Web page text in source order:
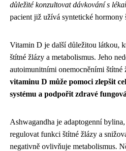
důležité konzultovat dávkování s
pacient již užívá syntetické hormony
Vitamin D je další důležitou látkou,
štítné žlázy a metabolismus. Jeho
autoimunitními onemocněními štítné
vitaminu D může pomoci zlepšit
systému a podpořit zdravé
Ashwagandha je adaptogenní
regulovat funkci štítné žlázy a
negativně ovlivňuje metabolismus.